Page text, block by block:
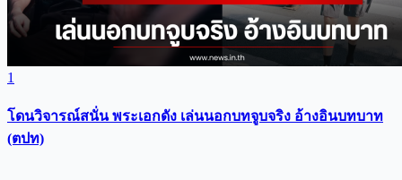
1
โดนวิจารณ์สนั่น พระเอกดัง เล่นนอกบทจูบจริง อ้างอินบทบาท
(ตปท)